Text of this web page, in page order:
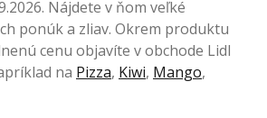
Nájdete v ňom veľké
ponúk a zliav. Okrem produktu
cenu objavíte v obchode Lidl
na Pizza, Kiwi, Mango,